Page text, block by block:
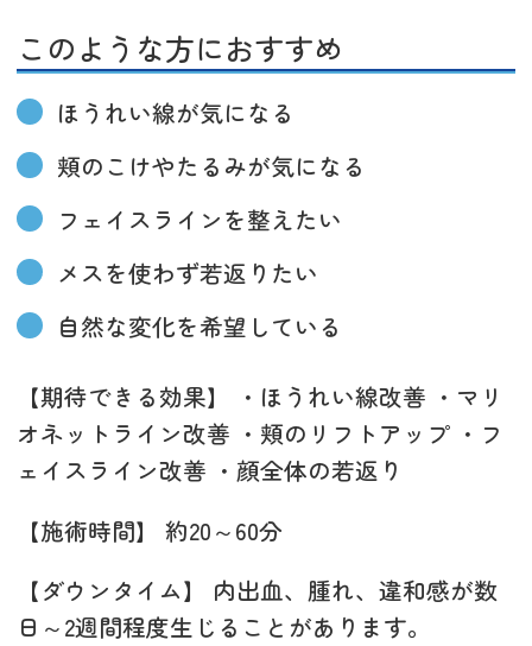
このような方におすすめ
ほうれい線が気になる
頬のこけやたるみが気になる
フェイスラインを整えたい
メスを使わず若返りたい
自然な変化を希望している
【期待できる効果】 ・ほうれい線改善 ・マリ
オネットライン改善 ・頬のリフトアップ ・フ
ェイスライン改善 ・顔全体の若返り
【施術時間】 約20～60分
【ダウンタイム】 内出血、腫れ、違和感が数
日～2週間程度生じることがあります。